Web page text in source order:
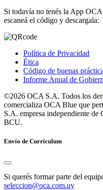
Si todavía no tenés la App OCA
escaneá el código y descargala:
Política de Privacidad
Ética
Código de buenas
Informe Anual de
©2026 OCA S.A. Todos los
comercializa OCA Blue que
S.A. empresa independiente
BCU.
Envío de Curriculum
Si querés formar parte del
seleccion@oca.com.uy